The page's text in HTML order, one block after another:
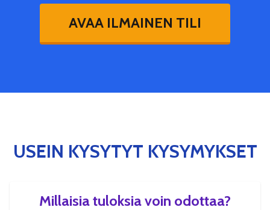
AVAA ILMAINEN TILI
USEIN KYSYTYT KYSYMYKSET
Millaisia tuloksia voin odottaa?